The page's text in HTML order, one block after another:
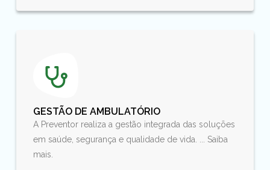
GESTÃO DE AMBULATÓRIO
A Preventor realiza a gestão integrada das soluções
em saúde, segurança e qualidade de vida. ... Saiba
mais.